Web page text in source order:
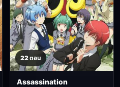
22 ตอน
Assassination